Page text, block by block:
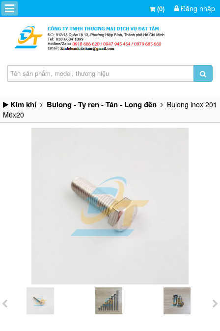
(0) Đăng nhập
Kim khí Bulong - Ty ren - Tán - Long đền
Bulong inox 201
M6x20